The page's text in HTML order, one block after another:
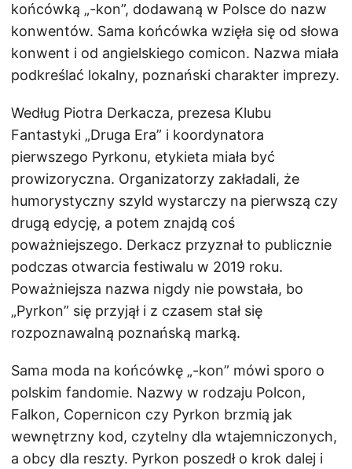
końcówką „-kon”, dodawaną w Polsce do nazw
konwentów. Sama końcówka wzięła się od słowa
konwent i od angielskiego comicon. Nazwa miała
podkreślać lokalny, poznański charakter imprezy.
Według Piotra Derkacza, prezesa Klubu
Fantastyki „Druga Era” i koordynatora
pierwszego Pyrkonu, etykieta miała być
prowizoryczna. Organizatorzy zakładali, że
humorystyczny szyld wystarczy na pierwszą czy
drugą edycję, a potem znajdą coś
poważniejszego. Derkacz przyznał to publicznie
podczas otwarcia festiwalu w 2019 roku.
Poważniejsza nazwa nigdy nie powstała, bo
„Pyrkon” się przyjął i z czasem stał się
rozpoznawalną poznańską marką.
Sama moda na końcówkę „-kon” mówi sporo o
polskim fandomie. Nazwy w rodzaju Polcon,
Falkon, Copernicon czy Pyrkon brzmią jak
wewnętrzny kod, czytelny dla wtajemniczonych,
a obcy dla reszty. Pyrkon poszedł o krok dalej i